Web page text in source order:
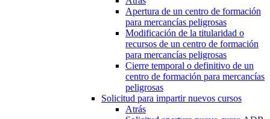
Apertura de un centro de formación
para mercancías peligrosas
Modificación de la titularidad o
recursos de un centro de formación
para mercancías peligrosas
Cierre temporal o definitivo de un
centro de formación para mercancías
peligrosas
Solicitud para impartir nuevos cursos
Atrás